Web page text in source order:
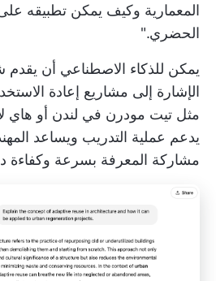
المعمارية وكيف يمكن تطبيقه
الحضري."
يمكن للذكاء الاصطناعي أن
الإشارة إلى مشاريع إعادة
مثل تيت مودرن في لندن أو هاي
يدعم عملية التدريب ويساعد
مشاركة المعرفة بسرعة وكفاءة